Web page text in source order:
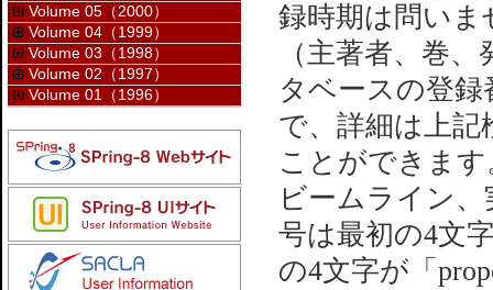
録時期は問いま
（主著者、巻
タベースの登
で、詳細は上
ことができま
ビームライン
号は最初の4文
の4文字が「
Volume 05（2000）
Volume 04（1999）
Volume 03（1998）
Volume 02（1997）
Volume 01（1996）